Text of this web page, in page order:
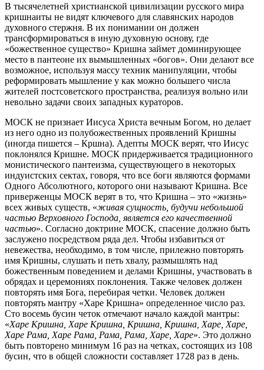
В тысячелетней христианской цивилизации русского мира
кришнаиты не видят ключевого для славянских народов
духовного стержня. В их понимании он должен
трансформироваться в иную духовную основу, где
«божественное существо» Кришна займет доминирующее
место в пантеоне их вымышленных «богов». Они делают все
возможное, используя массу техник манипуляции, чтобы
реформировать мышление у как можно большего числа
жителей постсоветского пространства, реализуя вольно или
невольно задачи своих западных кураторов.
МОСК не признает Иисуса Христа вечным Богом, но делает
из него одно из полубожественных проявлений Кришны
(иногда пишется – Кршна). Адепты МОСК верят, что Иисус
поклонялся Кришне. МОСК придерживается традиционного
монистического пантеизма, существующего в некоторых
индуистских сектах, говоря, что все боги являются формами
Одного Абсолютного, которого они называют Кришна. Все
приверженцы МОСК верят в то, что Кришна – это «жизнь»
всех живых существ, «живая сущность, будучи небольшой
частью Верховного Господа, является его качественной
частью». Согласно доктрине МОСК, спасение должно быть
заслужено посредством ряда дел. Чтобы избавиться от
невежества, необходимо, в том числе, прилежно повторять
имя Кришны, слушать и петь хвалу, размышлять над
божественным поведением и делами Кришны, участвовать в
обрядах и церемониях поклонения. Также человек должен
повторять имя Бога, перебирая четки. Человек должен
повторять мантру «Харе Кришна» определенное число раз.
Сто восемь бусин четок отмечают начало каждой мантры:
«Харе Кришна, Харе Кришна, Кришна, Кришна, Харе, Харе,
Харе Рама, Харе Рама, Рама, Рама, Харе, Харе». Это должно
быть повторено минимум 16 раз на четках, состоящих из 108
бусин, что в общей сложности составляет 1728 раз в день.